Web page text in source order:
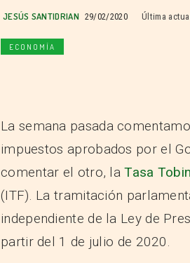
JESÚS SANTIDRIAN 29/02/2020 Última
ECONOMÍA
La semana pasada
impuestos aprobados por el
comentar el otro, laTasa Tobin
(ITF). La tramitación
independiente de la Ley de
partir del 1 de julio de 2020.